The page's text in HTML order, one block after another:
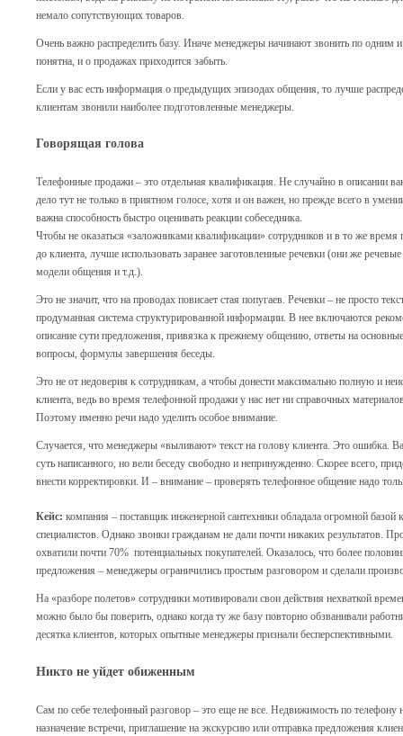
немало сопутствующих товаров.
Очень важно распределить базу. Иначе менеджеры начинают звонить по одним
понятна, и о продажах приходится забыть.
Если у вас есть информация о предыдущих эпизодах общения, то лучше
клиентам звонили наиболее подготовленные менеджеры.
Говорящая голова
Телефонные продажи – это отдельная квалификация. Не случайно в описании
дело тут не только в приятном голосе, хотя и он важен, но прежде всего в
важна способность быстро оценивать реакции собеседника.
Чтобы не оказаться «заложниками квалификации» сотрудников и в то же время
до клиента, лучше использовать заранее заготовленные речевки (они же
модели общения и т.д.).
Это не значит, что на проводах повисает стая попугаев. Речевки – не просто
продуманная система структурированной информации. В нее включаются
описание сути предложения, привязка к прежнему общению, ответы на
вопросы, формулы завершения беседы.
Это не от недоверия к сотрудникам, а чтобы донести максимально полную и
клиента, ведь во время телефонной продажи у нас нет ни справочных
Поэтому именно речи надо уделить особое внимание.
Случается, что менеджеры «выливают» текст на голову клиента. Это ошибка.
суть написанного, но вели беседу свободно и непринужденно. Скорее всего,
внести корректировки. И – внимание – проверять телефонное общение надо
Кейс: компания – поставщик инженерной сантехники обладала огромной
специалистов. Однако звонки гражданам не дали почти никаких результатов.
охватили почти 70% потенциальных покупателей. Оказалось, что более
предложения – менеджеры ограничились простым разговором и сделали
На «разборе полетов» сотрудники мотивировали свои действия нехваткой
можно было бы поверить, однако когда ту же базу повторно обзванивали
десятка клиентов, которых опытные менеджеры признали бесперспективными.
Никто не уйдет обиженным
Сам по себе телефонный разговор – это еще не все. Недвижимость по
назначение встречи, приглашение на экскурсию или отправка предложения